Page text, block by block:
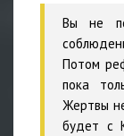
Вы не
Потом
пока
Жертвы
будет с